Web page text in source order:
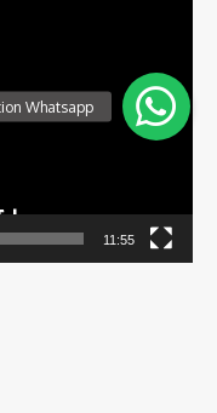
11:55